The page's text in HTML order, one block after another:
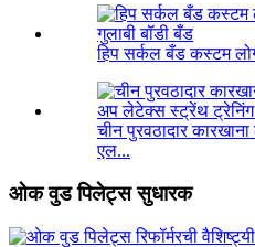
हिप सर्कल बँड कस्टम
चीन पुरवठादार
एल...
ओक वुड पिलेट्स सुधारक